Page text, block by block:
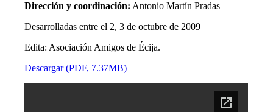
Dirección y coordinación: Antonio Martín Pradas
Desarrolladas entre el 2, 3 de octubre de 2009
Edita: Asociación Amigos de Écija.
Descargar (PDF, 7.37MB)